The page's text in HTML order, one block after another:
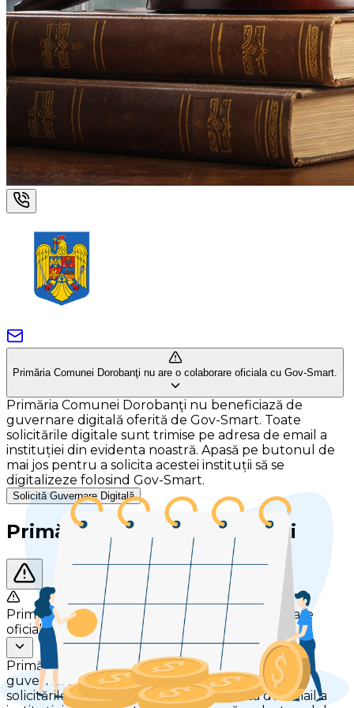
Primăria Comunei Dorobanţi nu are o colaborare oficiala cu Gov-Smart.
Primăria Comunei Dorobanţi nu beneficiază de
guvernare digitală oferită de Gov-Smart. Toate
solicitările digitale sunt trimise pe adresa de email a
instituției din evidenta noastră. Apasă pe butonul de
mai jos pentru a solicita acestei instituții să se
digitalizeze folosind Gov-Smart.
Solicită Guvernare Digitală
Primăria Comunei Dorobanţi
Primăria Comunei Dorobanţi nu are o colaborare
oficiala cu Gov-Smart.
Primăria Comunei Dorobanţi nu beneficiază de
guvernare digitală oferită de Gov-Smart. Toate
solicitările digitale sunt trimise pe adresa de email a